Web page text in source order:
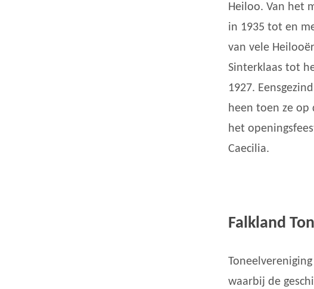
Heiloo. Van het
in 1935 tot en
van vele
Sinterklaas tot
1927.
heen toen ze
het
Caecilia.
Falkland
waarbij de